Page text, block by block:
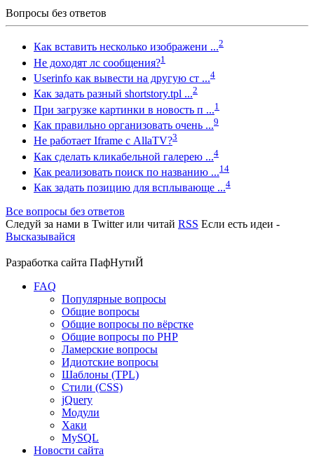
Вопросы без ответов
Как вставить несколько изображени ...2
Не доходят лс сообщения?1
Userinfo как вывести на другую ст ...4
Как задать разный shortstory.tpl ...2
При загрузке картинки в новость п ...1
Как правильно организовать очень ...9
Не работает Iframe с AllaTV?3
Как сделать кликабельной галерею ...4
Как реализовать поиск по названию ...14
Как задать позицию для всплывающе ...4
Все вопросы без ответов
Следуй за нами в Twitterили читай RSS Если есть идеи -
Высказывайся
Разработка сайта ПафНутиЙ
FAQ
Популярные вопросы
Общие вопросы
Общие вопросы по вёрстке
Общие вопросы по PHP
Ламерские вопросы
Идиотские вопросы
Шаблоны (TPL)
Стили (CSS)
jQuery
Модули
Хаки
MySQL
Новости сайта